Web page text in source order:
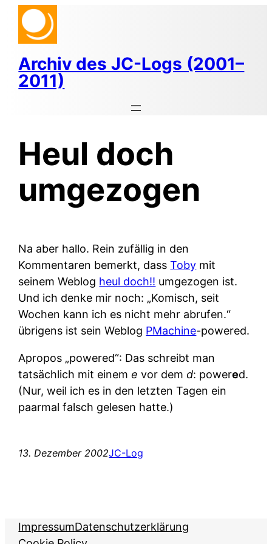
Zum
Inhalt
springen
Archiv des JC-Logs (2001–
2011)
Heul doch
umgezogen
Na aber hallo. Rein zufällig in den
Kommentaren bemerkt, dassToby mit
seinem Weblog heul doch!! umgezogen ist.
Und ich denke mir noch: „Komisch, seit
Wochen kann ich es nicht mehr abrufen.“
übrigens ist sein Weblog PMachine-powered.
Apropos „powered“: Das schreibt man
tatsächlich mit eineme vor demd: powered.
(Nur, weil ich es in den letzten Tagen ein
paarmal falsch gelesen hatte.)
13. Dezember 2002JC-Log
ImpressumDatenschutzerklärung